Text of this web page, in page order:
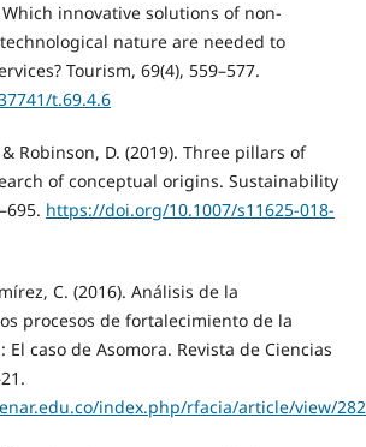
Which innovative solutions of non-
nature are needed to
Tourism, 69(4), 559–577.
t.69.4.6
Robinson, D. (2019). Three pillars of
of conceptual origins. Sustainability
https://doi.org/10.1007/s11625-018-
C. (2016). Análisis de la
procesos de fortalecimiento de la
caso de Asomora. Revista de Ciencias
index.php/rfacia/article/view/